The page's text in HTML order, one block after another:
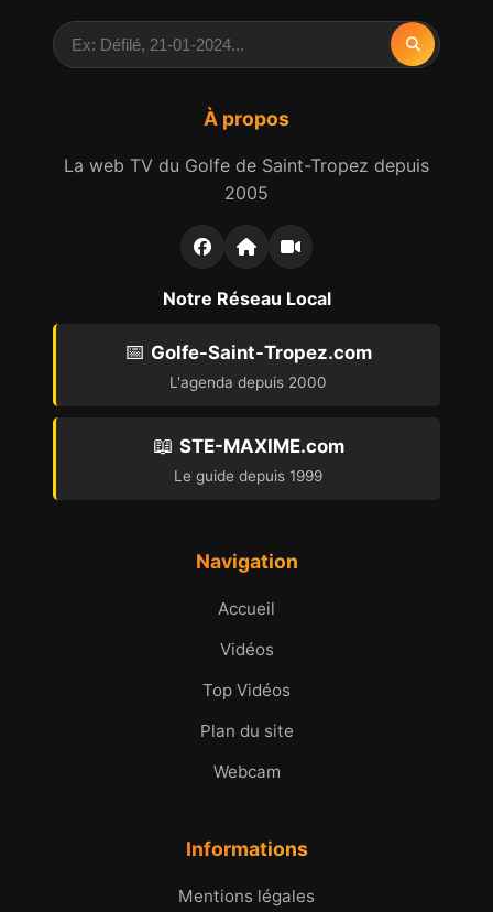
À propos
La web TV du Golfe de Saint-Tropez depuis
2005
Notre Réseau Local
📅 Golfe-Saint-Tropez.com
L'agenda depuis 2000
📖 STE-MAXIME.com
Le guide depuis 1999
Navigation
Accueil
Vidéos
Top Vidéos
Plan du site
Webcam
Informations
Mentions légales